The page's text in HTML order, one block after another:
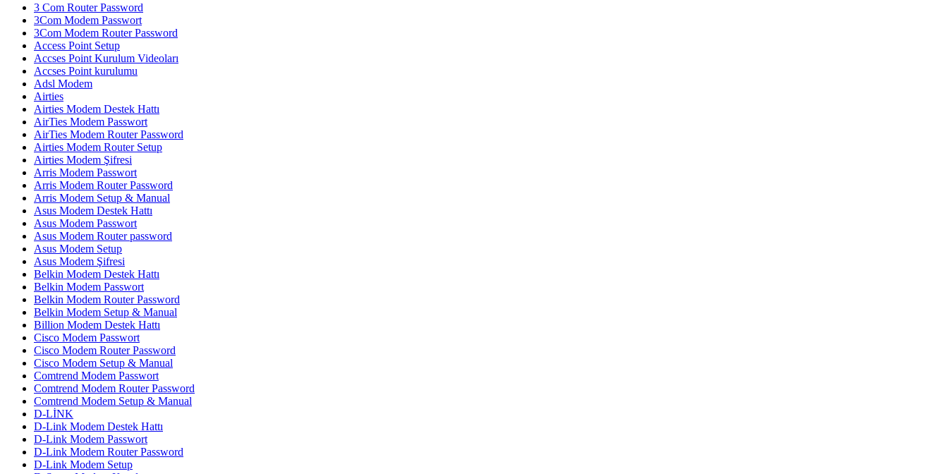
3 Com Router Password
3Com Modem Passwort
3Com Modem Router Password
Access Point Setup
Accses Point Kurulum Videoları
Accses Point kurulumu
Adsl Modem
Airties
Airties Modem Destek Hattı
AirTies Modem Passwort
AirTies Modem Router Password
Airties Modem Router Setup
Airties Modem Şifresi
Arris Modem Passwort
Arris Modem Router Password
Arris Modem Setup & Manual
Asus Modem Destek Hattı
Asus Modem Passwort
Asus Modem Router password
Asus Modem Setup
Asus Modem Şifresi
Belkin Modem Destek Hattı
Belkin Modem Passwort
Belkin Modem Router Password
Belkin Modem Setup & Manual
Billion Modem Destek Hattı
Cisco Modem Passwort
Cisco Modem Router Password
Cisco Modem Setup & Manual
Comtrend Modem Passwort
Comtrend Modem Router Password
Comtrend Modem Setup & Manual
D-LİNK
D-Link Modem Destek Hattı
D-Link Modem Passwort
D-Link Modem Router Password
D-Link Modem Setup